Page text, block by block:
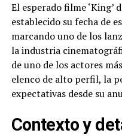
El esperado filme ‘King’
establecido su fecha de
marcando uno de los
la industria
de uno de los actores
elenco de alto perfil, la
expectativas desde su
Contexto y